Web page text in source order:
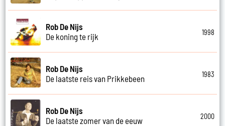
Rob De Nijs
De koning te rijk
1998
Rob De Nijs
De laatste reis van Prikkebeen
1983
Rob De Nijs
De laatste zomer van de eeuw
2000